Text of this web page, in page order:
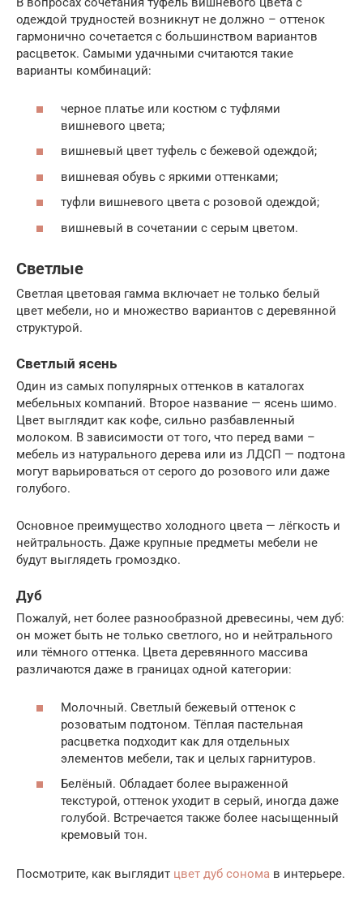
одеждой трудностей возникнут не должно – оттенок
гармонично сочетается с большинством вариантов
расцветок. Самыми удачными считаются такие
варианты комбинаций:
черное платье или костюм с туфлями
вишневого цвета;
вишневый цвет туфель с бежевой одеждой;
вишневая обувь с яркими оттенками;
туфли вишневого цвета с розовой одеждой;
вишневый в сочетании с серым цветом.
Светлые
Светлая цветовая гамма включает не только белый
цвет мебели, но и множество вариантов с деревянной
структурой.
Светлый ясень
Один из самых популярных оттенков в каталогах
мебельных компаний. Второе название — ясень шимо.
Цвет выглядит как кофе, сильно разбавленный
молоком. В зависимости от того, что перед вами –
мебель из натурального дерева или из ЛДСП — подтона
могут варьироваться от серого до розового или даже
голубого.
Основное преимущество холодного цвета — лёгкость и
нейтральность. Даже крупные предметы мебели не
будут выглядеть громоздко.
Дуб
Пожалуй, нет более разнообразной древесины, чем дуб:
он может быть не только светлого, но и нейтрального
или тёмного оттенка. Цвета деревянного массива
различаются даже в границах одной категории:
Молочный. Светлый бежевый оттенок с
розоватым подтоном. Тёплая пастельная
расцветка подходит как для отдельных
элементов мебели, так и целых гарнитуров.
Белёный. Обладает более выраженной
текстурой, оттенок уходит в серый, иногда даже
голубой. Встречается также более насыщенный
кремовый тон.
Посмотрите, как выглядит цвет дуб сонома в интерьере.